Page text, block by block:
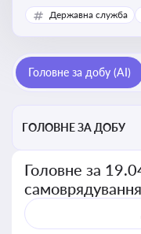
які приймають
функції на рівні
Державна служба
Головне за добу (AI)
ГОЛОВНЕ ЗА ДОБУ
Головне за
самоврядування